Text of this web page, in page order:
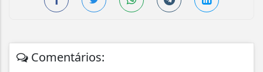
Comentários: